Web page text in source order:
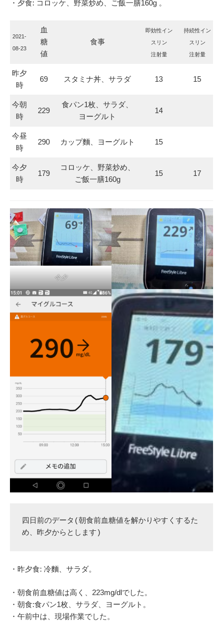
・夕食: コロッケ、野菜炒め、ご飯一膳160g 。
2021-
08-23
血
糖
値
食事
即効性イン
スリン
注射量
持続性イン
スリン
注射量
昨夕
時
69 スタミナ丼、サラダ 13 15
今朝
時
229
食パン1枚、サラダ、
ヨーグルト
14
今昼
時
290 カップ麵、ヨーグルト 15
今夕
時
179
コロッケ、野菜炒め、
ご飯一膳160g
15 17
今夕
四日前のデータ(朝食前血糖値を解かりやすくするた
め、昨夕からとします)
・昨夕食: 冷麵、サラダ。
・朝食前血糖値は高く、223mg/dlでした。
・朝食:食パン1枚、サラダ、ヨーグルト。
・午前中は、現場作業でした。